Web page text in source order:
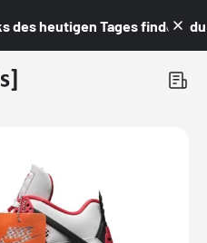
heutigen Tages findest du